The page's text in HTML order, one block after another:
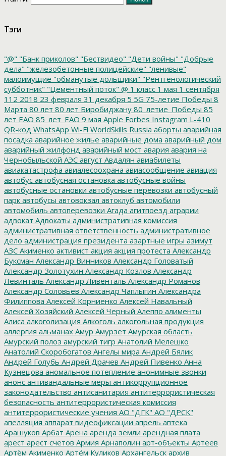
Тэги
"@" "Банк приколов" "Бествидео" "Дети войны" "Добрые
дела" "железобетонные полицейские" "ленивые"
малоимущие "обманутые дольщики" "Рентгенологический
субботник" "Цементный поток" @ 1 класс 1 мая 1 сентября
112 2018 23 февраля 31 декабря 5 5G 75-летие Победы 8
Марта 80 лет 80 лет Биробиджану 80_летие_Победы 85
лет ЕАО 85_лет_ЕАО 9 мая Apple Forbes Instagram L-410
QR-код WhatsApp Wi-Fi WorldSkills Russia аборты аварийная
посадка аварийное жилье аварийные дома аварийный дом
аварийный жилфонд аварийный мост авария авария на
Чернобыльской АЭС август Авдалян авиабилеты
авиакатастрофа авиалесоохрана авиасообщение авиация
автобус автобусная остановка автобусные войны
автобусные остановки автобусные перевозки автобусный
парк автобусы автовокзал автоклуб автомобили
автомобиль автоперевозки Агада агитпоезд аграрии
адвокат Адвокаты административная комиссия
административная ответственность административное
дело администрация президента азартные игры азимут
АЗС Акименко активист акция акция протеста Александр
Буксман Александр Винников Александр Головатый
Александр Золотухин Александр Козлов Александр
Левинталь Александр Ливенталь Александр Романов
Александр Соловьев Александр Чаплыгин Александра
Филиппова Алексей Корниенко Алексей Навальный
Алексей Хозяйский Алексей Черный Алеппо алименты
Алиса алкоголизация Алкоголь алкогольная продукция
аллергия альманах Амур Амурзет Амурская область
Амурский полоз амурский тигр Анатолий Мелешко
Анатолий Скоробогатов Ангелы мира Андрей Бялик
Андрей Голубь Андрей Драчев Андрей Пивенко Анна
Кузнецова аномальное потепление анонимные звонки
анонс антивандальные меры антикоррупционное
законодательство антисанитария антитеррористическая
безопасность антитеррористическая комиссия
антитеррористические учения АО "ДГК" АО "ДРСК"
апелляция аппарат видеофиксации апрель аптека
Арашуков Арбат Арена аренда земли арендная плата
арест арест счетов Армия Арнаполин арт-объекты Артеев
Артём Акименко Артём Куликов Архангельск архив